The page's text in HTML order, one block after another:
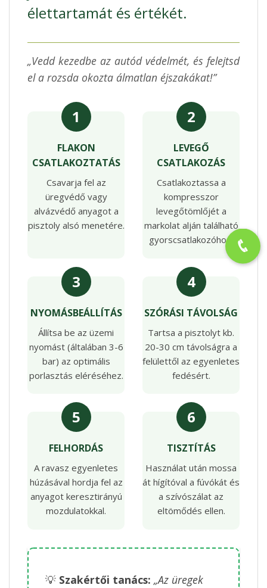
élettartamát és értékét.
„Vedd kezedbe az autód védelmét, és felejtsd
el a rozsda okozta álmatlan éjszakákat!”
1
FLAKON
CSATLAKOZTATÁS
Csavarja fel az
üregvédő vagy
alvázvédő anyagot a
pisztoly alsó menetére.
2
LEVEGŐ
CSATLAKOZÁS
Csatlakoztassa a
kompresszor
levegőtömlőjét a
markolat alján található
gyorscsatlakozóhoz.
3
NYOMÁSBEÁLLÍTÁS
Állítsa be az üzemi
nyomást (általában 3-6
bar) az optimális
porlasztás eléréséhez.
4
SZÓRÁSI TÁVOLSÁG
Tartsa a pisztolyt kb.
20-30 cm távolságra a
felülettől az egyenletes
fedésért.
5
FELHORDÁS
A ravasz egyenletes
húzásával hordja fel az
anyagot keresztirányú
mozdulatokkal.
6
TISZTÍTÁS
Használat után mossa
át hígítóval a fúvókát és
a szívószálat az
eltömődés ellen.
💡 Szakértői tanács: „Az üregek